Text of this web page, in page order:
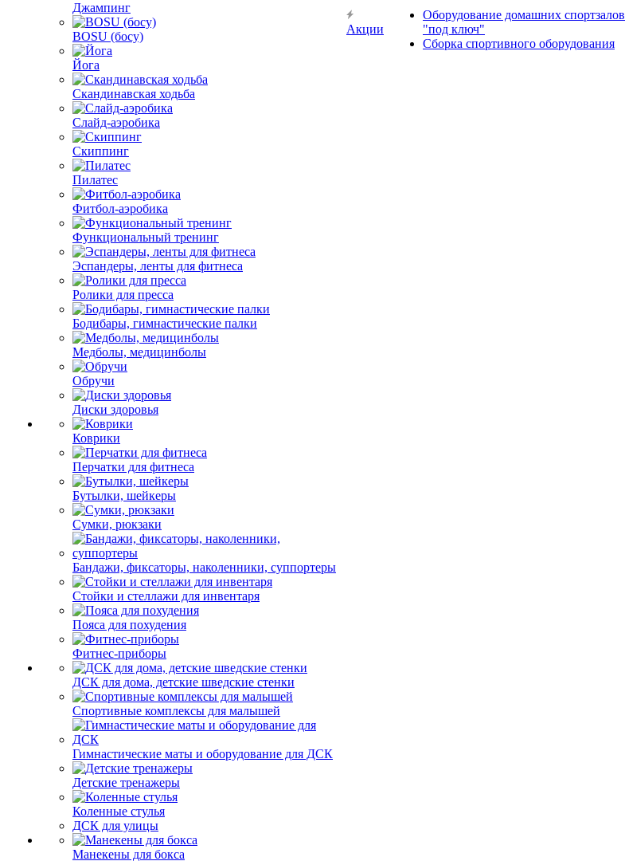
Джампинг
BOSU (босу)
Йога
Скандинавская ходьба
Слайд-аэробика
Скиппинг
Пилатес
Фитбол-аэробика
Функциональный тренинг
Эспандеры, ленты для фитнеса
Ролики для пресса
Бодибары, гимнастические палки
Медболы, медицинболы
Обручи
Диски здоровья
Коврики
Перчатки для фитнеса
Бутылки, шейкеры
Сумки, рюкзаки
Бандажи, фиксаторы, наколенники, суппортеры
Стойки и стеллажи для инвентаря
Пояса для похудения
Фитнес-приборы
ДСК для дома, детские шведские стенки
Спортивные комплексы для малышей
Гимнастические маты и оборудование для ДСК
Детские тренажеры
Коленные стулья
ДСК для улицы
Манекены для бокса
Акции
Оборудование домашних спортзалов
"под ключ"
Сборка спортивного оборудования